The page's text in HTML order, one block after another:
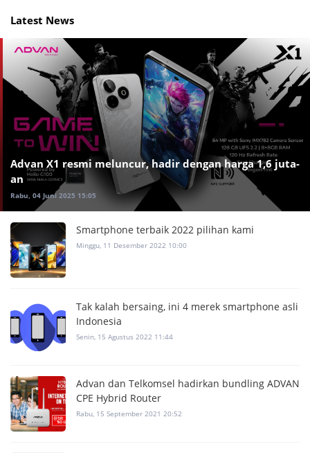
Latest News
Advan X1 resmi meluncur, hadir dengan harga 1,6 juta-
an
Rabu, 04 Juni 2025 15:05
Smartphone terbaik 2022 pilihan kami
Minggu, 11 Desember 2022 10:00
Tak kalah bersaing, ini 4 merek smartphone asli
Indonesia
Senin, 15 Agustus 2022 11:44
Advan dan Telkomsel hadirkan bundling ADVAN
CPE Hybrid Router
Rabu, 15 September 2021 20:52